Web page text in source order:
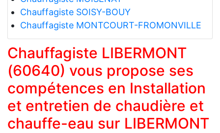
Chauffagiste SOISY-BOUY
Chauffagiste MONTCOURT-FROMONVILLE
Chauffagiste LIBERMONT
(60640) vous propose ses
compétences en Installation
et entretien de chaudière et
chauffe-eau sur LIBERMONT